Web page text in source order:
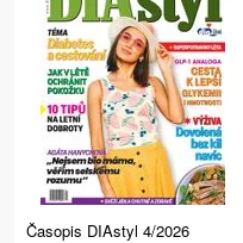
Časopis DIAstyl 4/2026